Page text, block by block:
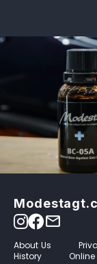
mail_outline
About Us
History